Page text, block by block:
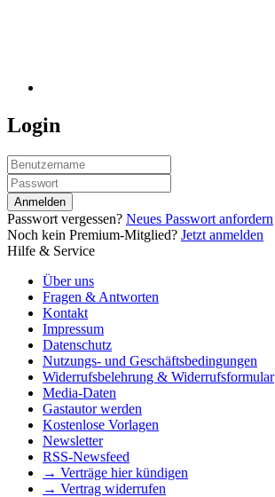
Login
Anmelden
Passwort vergessen? Neues Passwort anfordern
Noch kein Premium-Mitglied? Jetzt anmelden
Hilfe & Service
Über uns
Fragen & Antworten
Kontakt
Impressum
Datenschutz
Nutzungs- und Geschäftsbedingungen
Widerrufsbelehrung & Widerrufsformular
Media-Daten
Gastautor werden
Kostenlose Vorlagen
Newsletter
RSS-Newsfeed
→ Verträge hier kündigen
→ Vertrag widerrufen